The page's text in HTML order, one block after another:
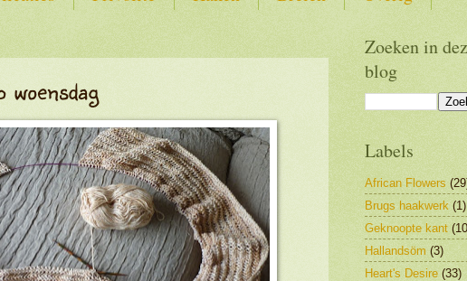
woensdag
Zoeken in
blog
Labels
African Flowers
Brugs haakwerk (1)
Geknoopte kant
Hallandsöm (3)
Heart's Desire (33)